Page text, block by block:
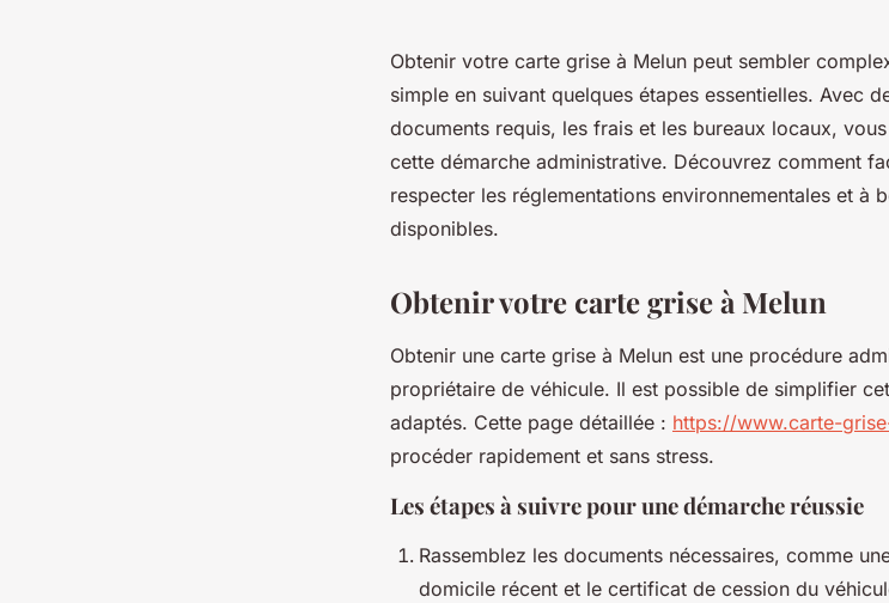
Obtenir votre carte grise à Melun peut sembler
simple en suivant quelques étapes essentielles. Avec
documents requis, les frais et les bureaux locaux,
cette démarche administrative. Découvrez comment
respecter les réglementations environnementales et à
disponibles.
Obtenir votre carte grise à Melun
Obtenir une carte grise à Melun est une procédure
propriétaire de véhicule. Il est possible de simplifier
adaptés. Cette page détaillée : https://www.carte-
procéder rapidement et sans stress.
Les étapes à suivre pour une démarche réussie
Rassemblez les documents nécessaires, comme
domicile récent et le certificat de cession du